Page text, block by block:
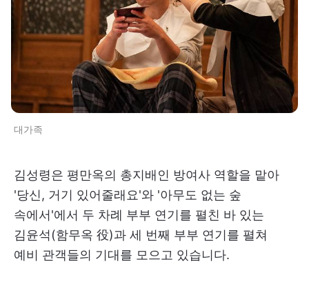
대가족
김성령은 평만옥의 총지배인 방여사 역할을 맡아
'당신, 거기 있어줄래요'와 '아무도 없는 숲
속에서'에서 두 차례 부부 연기를 펼친 바 있는
김윤석(함무옥 役)과 세 번째 부부 연기를 펼쳐
예비 관객들의 기대를 모으고 있습니다.